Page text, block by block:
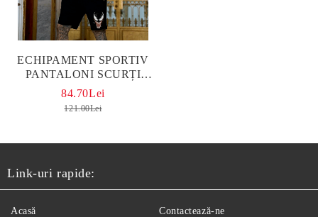
ЕCHIPAMENT SPORTIV
PANTALONI SCURȚI
VENOM #2 NEGRU
84.70Lei
121.00Lei
Link-uri rapide:
Acasă Contactează-ne